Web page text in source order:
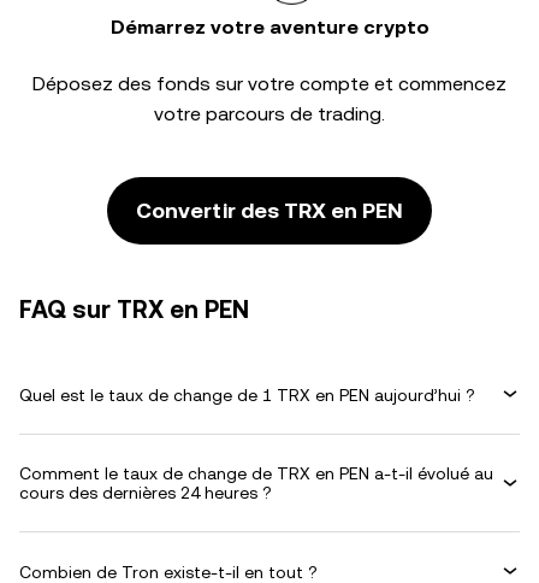
Démarrez votre aventure crypto
Déposez des fonds sur votre compte et commencez
votre parcours de trading.
Convertir des TRX en PEN
FAQ sur TRX en PEN
Quel est le taux de change de 1 TRX en PEN aujourd’hui ?
Comment le taux de change de TRX en PEN a-t-il évolué au
cours des dernières 24 heures ?
Combien de Tron existe-t-il en tout ?